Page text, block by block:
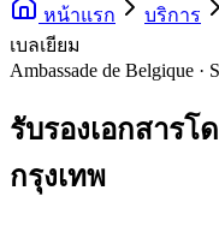
หน้าแรก บริการ
เบลเยียม
Ambassade de Belgique ·
รับรองเอกสารโ
กรุงเทพ